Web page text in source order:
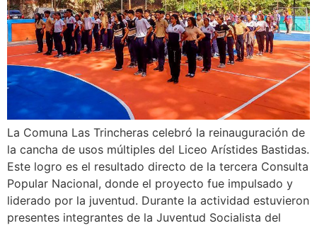
La Comuna Las Trincheras celebró la reinauguración de
la cancha de usos múltiples del Liceo Arístides Bastidas.
Este logro es el resultado directo de la tercera Consulta
Popular Nacional, donde el proyecto fue impulsado y
liderado por la juventud. Durante la actividad estuvieron
presentes integrantes de la Juventud Socialista del